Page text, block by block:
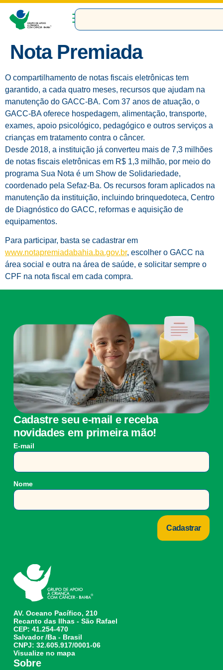
Nota Premiada
O compartilhamento de notas fiscais eletrônicas tem
garantido, a cada quatro meses, recursos que ajudam na
manutenção do GACC-BA. Com 37 anos de atuação, o
GACC-BA oferece hospedagem, alimentação, transporte,
exames, apoio psicológico, pedagógico e outros serviços a
crianças em tratamento contra o câncer.
Desde 2018, a instituição já converteu mais de 7,3 milhões
de notas fiscais eletrônicas em R$ 1,3 milhão, por meio do
programa Sua Nota é um Show de Solidariedade,
coordenado pela Sefaz-Ba. Os recursos foram aplicados na
manutenção da instituição, incluindo brinquedoteca, Centro
de Diagnóstico do GACC, reformas e aquisição de
equipamentos.
Para participar, basta se cadastrar em
www.notapremiadabahia.ba.gov.br, escolher o GACC na
área social e outra na área de saúde, e solicitar sempre o
CPF na nota fiscal em cada compra.
Cadastre seu e-mail e receba
novidades em primeira mão!
E-mail
Nome
AV. Oceano Pacífico, 210
Recanto das Ilhas - São Rafael
CEP: 41.254-470
Salvador /Ba - Brasil
CNPJ: 32.605.917/0001-06
Visualize no mapa
Sobre